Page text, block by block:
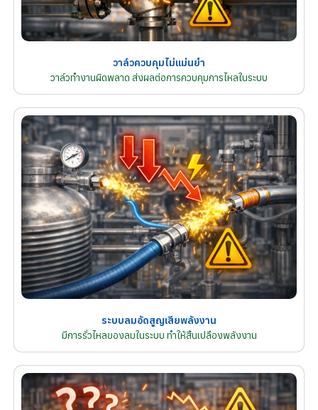
วาล์วควบคุมไม่แม่นยำ
วาล์วทำงานผิดพลาด ส่งผลต่อการควบคุมการไหลในระบบ
ระบบลมอัดสูญเสียพลังงาน
มีการรั่วไหลของลมในระบบ ทำให้สิ้นเปลืองพลังงาน